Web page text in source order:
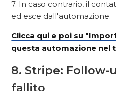
7. In caso contrario, il
ed esce dall'automazione.
Clicca qui e poi su
questa automazione nel
8. Stripe:
fallito